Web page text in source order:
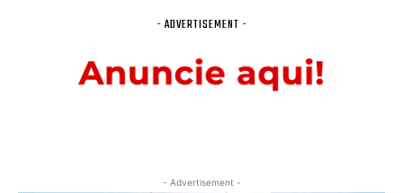
- ADVERTISEMENT -
- Advertisement -